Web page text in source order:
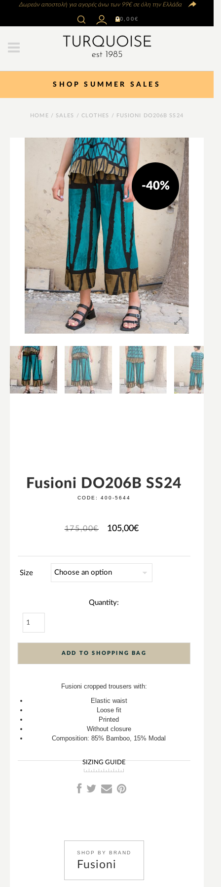
Δωρεάν αποστολή για αγορές άνω των 99€ σε όλη την Ελλάδα
00,00€
SHOP SUMMER SALES
HOME / SALES / CLOTHES / FUSIONI DO206B SS24
-40%
Fusioni DO206B SS24
CODE: 400-5644
175,00€ 105,00€
Size
Quantity:
ADD TO SHOPPING BAG
Fusioni cropped trousers with:
Elastic waist
Loose fit
Printed
Without closure
Composition: 85% Bamboo, 15% Modal
SIZING GUIDE
SHOP BY BRAND
Fusioni